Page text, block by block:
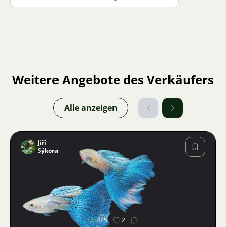
Weitere Angebote des Verkäufers
Alle anzeigen
Bild
Jiří
Sýkora
425 2